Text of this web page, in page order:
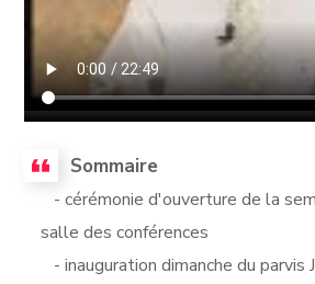
Sommaire
- cérémonie d'ouverture de la
salle des conférences
- inauguration dimanche du